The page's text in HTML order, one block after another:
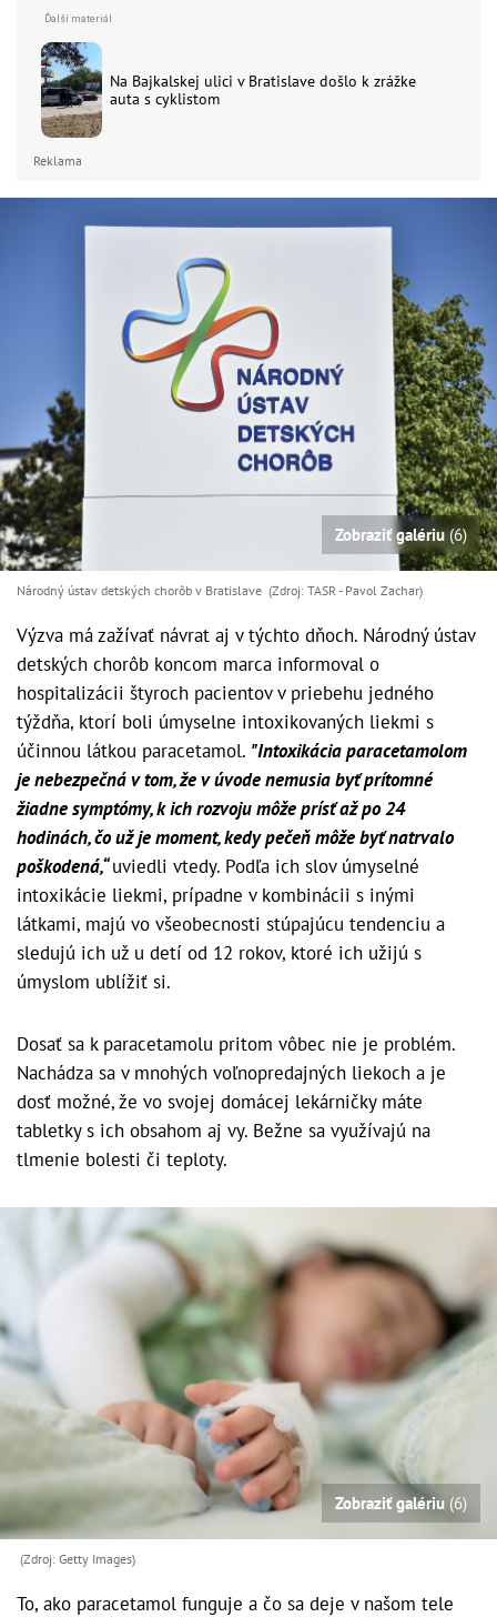
Na Bajkalskej ulici v Bratislave došlo k zrážke
auta s cyklistom
Reklama
Zobraziť galériu(6)
Národný ústav detských chorôb v Bratislave (Zdroj: TASR - Pavol Zachar)
Výzva má zažívať návrat aj v týchto dňoch. Národný ústav
detských chorôb koncom marca informoval o
hospitalizácii štyroch pacientov v priebehu jedného
týždňa, ktorí boli úmyselne intoxikovaných liekmi s
účinnou látkou paracetamol. "Intoxikácia paracetamolom
je nebezpečná v tom, že v úvode nemusia byť prítomné
žiadne symptómy, k ich rozvoju môže prísť až po 24
hodinách, čo už je moment, kedy pečeň môže byť natrvalo
poškodená,“uviedli vtedy. Podľa ich slov úmyselné
intoxikácie liekmi, prípadne v kombinácii s inými
látkami, majú vo všeobecnosti stúpajúcu tendenciu a
sledujú ich už u detí od 12 rokov, ktoré ich užijú s
úmyslom ublížiť si.
Dosať sa k paracetamolu pritom vôbec nie je problém.
Nachádza sa v mnohých voľnopredajných liekoch a je
dosť možné, že vo svojej domácej lekárničky máte
tabletky s ich obsahom aj vy. Bežne sa využívajú na
tlmenie bolesti či teploty.
Zobraziť galériu (6)
(Zdroj: Getty Images)
To, ako paracetamol funguje a čo sa deje v našom tele